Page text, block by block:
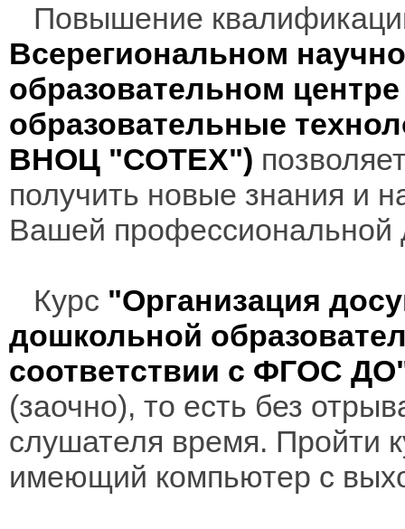
Повышение
Всерегиональном
образовательном
образовательные
ВНОЦ "СОТЕХ")
получить новые знания и
Вашей профессиональной
Курс "Организация
дошкольной
соответствии с ФГОС
(заочно), то есть без
слушателя время. Пройти
имеющий компьютер с